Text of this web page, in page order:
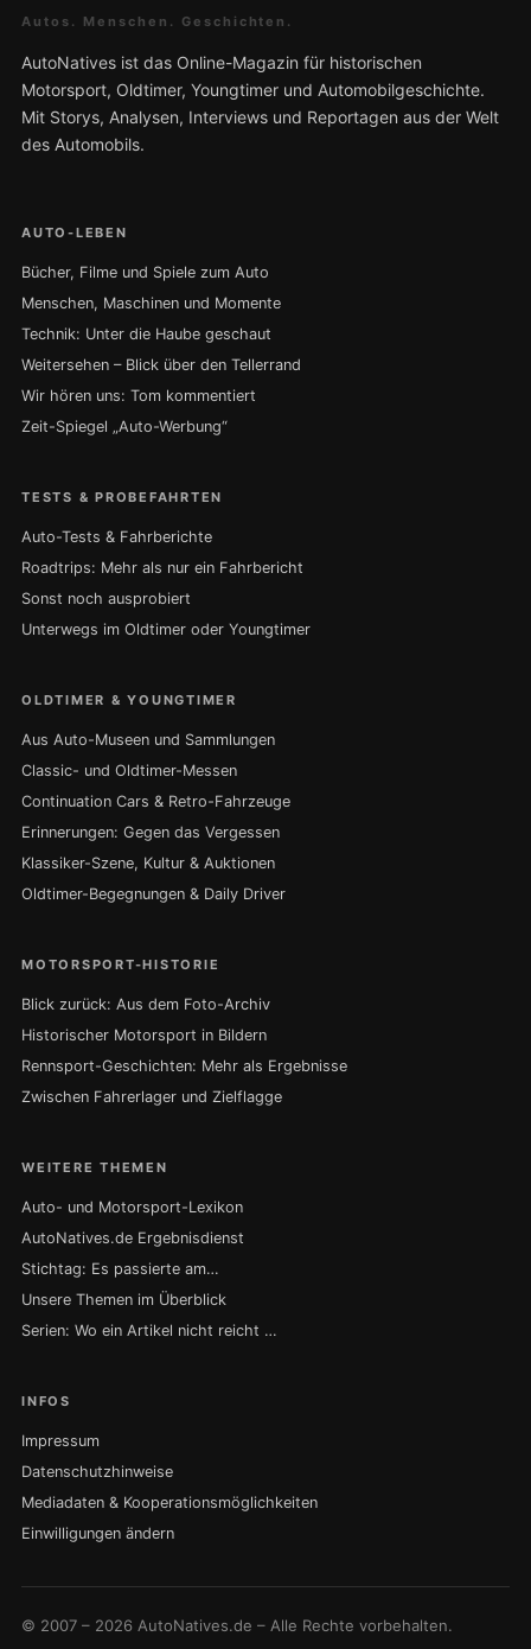
Autos. Menschen. Geschichten.
AutoNatives ist das Online-Magazin für historischen
Motorsport, Oldtimer, Youngtimer und Automobilgeschichte.
Mit Storys, Analysen, Interviews und Reportagen aus der Welt
des Automobils.
AUTO-LEBEN
Bücher, Filme und Spiele zum Auto
Menschen, Maschinen und Momente
Technik: Unter die Haube geschaut
Weitersehen – Blick über den Tellerrand
Wir hören uns: Tom kommentiert
Zeit-Spiegel „Auto-Werbung“
TESTS & PROBEFAHRTEN
Auto-Tests & Fahrberichte
Roadtrips: Mehr als nur ein Fahrbericht
Sonst noch ausprobiert
Unterwegs im Oldtimer oder Youngtimer
OLDTIMER & YOUNGTIMER
Aus Auto-Museen und Sammlungen
Classic- und Oldtimer-Messen
Continuation Cars & Retro-Fahrzeuge
Erinnerungen: Gegen das Vergessen
Klassiker-Szene, Kultur & Auktionen
Oldtimer-Begegnungen & Daily Driver
MOTORSPORT-HISTORIE
Blick zurück: Aus dem Foto-Archiv
Historischer Motorsport in Bildern
Rennsport-Geschichten: Mehr als Ergebnisse
Zwischen Fahrerlager und Zielflagge
WEITERE THEMEN
Auto- und Motorsport-Lexikon
AutoNatives.de Ergebnisdienst
Stichtag: Es passierte am…
Unsere Themen im Überblick
Serien: Wo ein Artikel nicht reicht …
INFOS
Impressum
Datenschutzhinweise
Mediadaten & Kooperationsmöglichkeiten
Einwilligungen ändern
© 2007 – 2026 AutoNatives.de – Alle Rechte vorbehalten.